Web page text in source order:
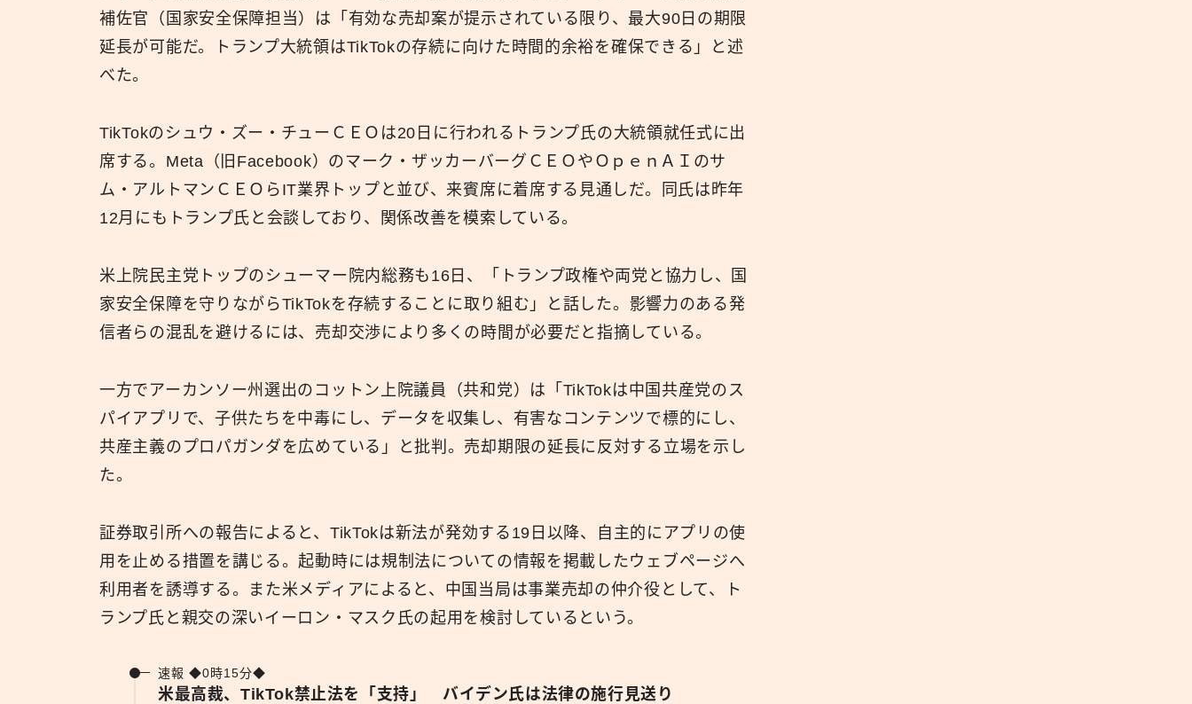
補佐官（国家安全保障担当）は「有効な売却案が提示されている限り、最大90日の期限
延長が可能だ。トランプ大統領はTikTokの存続に向けた時間的余裕を確保できる」と述
べた。
TikTokのシュウ・ズー・チューＣＥＯは20日に行われるトランプ氏の大統領就任式に出
席する。Meta（旧Facebook）のマーク・ザッカーバーグＣＥＯやＯｐｅｎＡＩのサ
ム・アルトマンＣＥＯらIT業界トップと並び、来賓席に着席する見通しだ。同氏は昨年
12月にもトランプ氏と会談しており、関係改善を模索している。
米上院民主党トップのシューマー院内総務も16日、「トランプ政権や両党と協力し、国
家安全保障を守りながらTikTokを存続することに取り組む」と話した。影響力のある発
信者らの混乱を避けるには、売却交渉により多くの時間が必要だと指摘している。
一方でアーカンソー州選出のコットン上院議員（共和党）は「TikTokは中国共産党のス
パイアプリで、子供たちを中毒にし、データを収集し、有害なコンテンツで標的にし、
共産主義のプロパガンダを広めている」と批判。売却期限の延長に反対する立場を示し
た。
証券取引所への報告によると、TikTokは新法が発効する19日以降、自主的にアプリの使
用を止める措置を講じる。起動時には規制法についての情報を掲載したウェブページへ
利用者を誘導する。また米メディアによると、中国当局は事業売却の仲介役として、ト
ランプ氏と親交の深いイーロン・マスク氏の起用を検討しているという。
速報 ◆0時15分◆
米最高裁、TikTok禁止法を「支持」 バイデン氏は法律の施行見送り